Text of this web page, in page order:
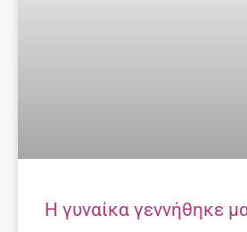
Η γυναίκα γεννήθηκε